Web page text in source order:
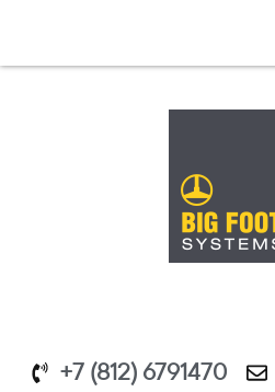
содержимому
+7 (812) 6791470